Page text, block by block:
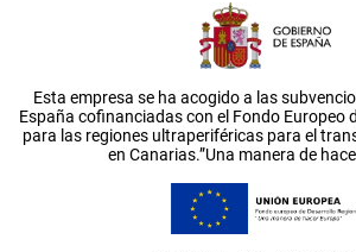
Esta empresa se ha acogido a las
España cofinanciadas con el Fondo Europeo
para las regiones ultraperiféricas para el
en Canarias.”Una manera de